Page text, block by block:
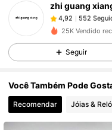
zhi guang
4,92 552
l***s pago1
4,92 552
4,92 552
25K Vendido
Seguir
Você Também Pode
Recomendar Jóias &